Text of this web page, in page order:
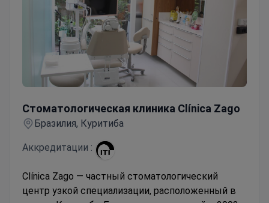
Стоматологическая клиника Clínica Zago
Бразилия, Куритиба
Аккредитации :
Clínica Zago — частный стоматологический
центр узкой специализации, расположенный в